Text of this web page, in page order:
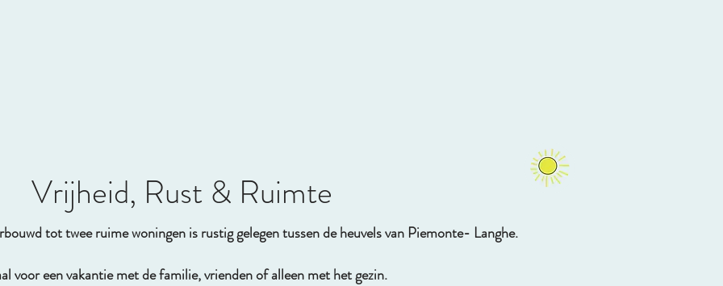
Vrijheid, Rust & Ruimte
tot twee ruime woningen is rustig gelegen tussen de heuvels van Piemonte- Langhe.
voor een vakantie met de familie, vrienden of alleen met het gezin.